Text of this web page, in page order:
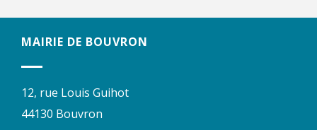
MAIRIE DE BOUVRON
12, rue Louis Guihot
44130 Bouvron